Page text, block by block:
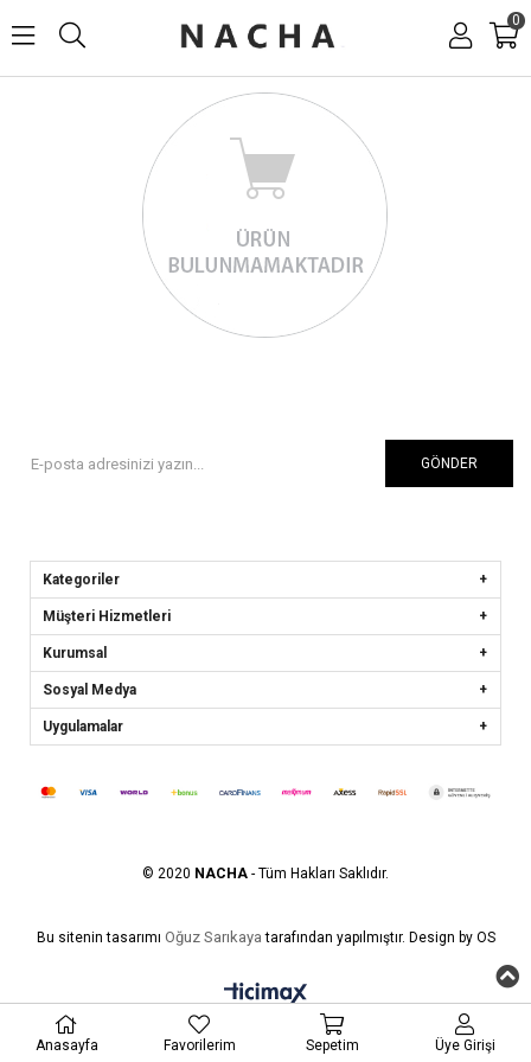
0
GÖNDER
Kategoriler
Müşteri Hizmetleri
Kurumsal
Sosyal Medya
Uygulamalar
© 2020 NACHA - Tüm Hakları Saklıdır.
Bu sitenin tasarımı Oğuz Sarıkaya tarafından yapılmıştır. Design by OS
Anasayfa Favorilerim Sepetim Üye Girişi